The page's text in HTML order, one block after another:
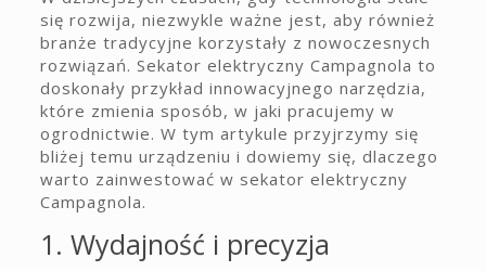
się rozwija, niezwykle ważne jest, aby również
branże tradycyjne korzystały z nowoczesnych
rozwiązań. Sekator elektryczny Campagnola to
doskonały przykład innowacyjnego narzędzia,
które zmienia sposób, w jaki pracujemy w
ogrodnictwie. W tym artykule przyjrzymy się
bliżej temu urządzeniu i dowiemy się, dlaczego
warto zainwestować w sekator elektryczny
Campagnola.
1. Wydajność i precyzja